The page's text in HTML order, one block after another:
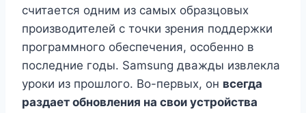
считается одним из самых образцовых
производителей с точки зрения поддержки
программного обеспечения, особенно в
последние годы. Samsung дважды извлекла
уроки из прошлого. Во-первых, он всегда
раздает обновления на свои устройства